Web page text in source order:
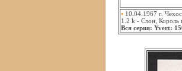
•10.04.1967 г.
1.2 k - Слон, Король
Вся серия: Yvert: